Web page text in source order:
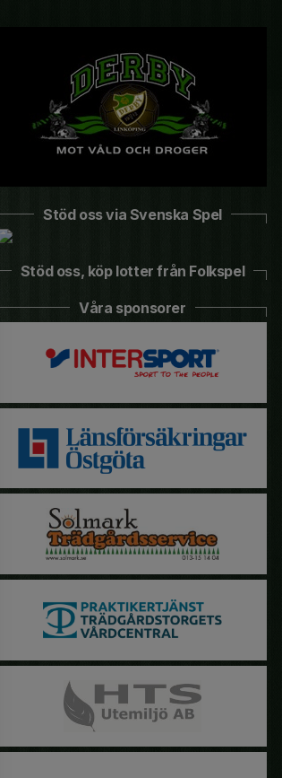
Stöd oss via Svenska Spel
Stöd oss, köp lotter från Folkspel
Våra sponsorer